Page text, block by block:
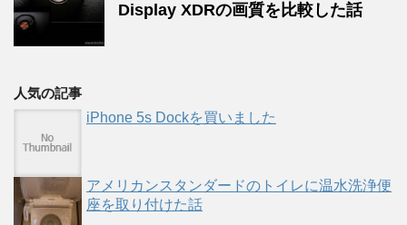
Display XDRの画質を比較した話
人気の記事
iPhone 5s Dockを買いました
アメリカンスタンダードのトイレに温水洗浄便
座を取り付けた話